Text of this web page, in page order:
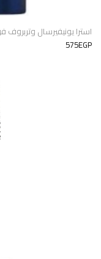
استرا يونيفيرسال وتربروف
575EGP